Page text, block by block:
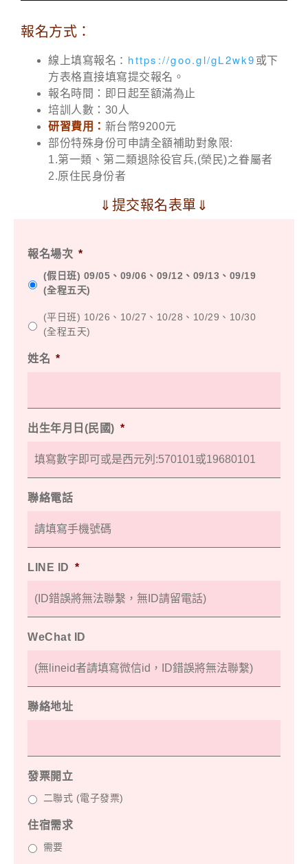
報名方式：
線上填寫報名 ： https://goo.gl/gL2wk9 或下
方表格直接填寫提交報名。
報名時間：即日起至額滿為止
培訓人數：30人
研習費用： 新台幣9200元
部份特殊身份可申請全額補助對象限:
1.第一類、第二類退除役官兵,(榮民)之眷屬者
2.原住民身份者
⇓提交報名表單⇓
報名場次 *
(假日班) 09/05、09/06、09/12、09/13、09/19
(全程五天)
(平日班) 10/26、10/27、10/28、10/29、10/30
(全程五天)
姓名 *
出生年月日(民國) *
聯絡電話
LINE ID *
WeChat ID
聯絡地址
發票開立
二聯式 (電子發票)
住宿需求
需要